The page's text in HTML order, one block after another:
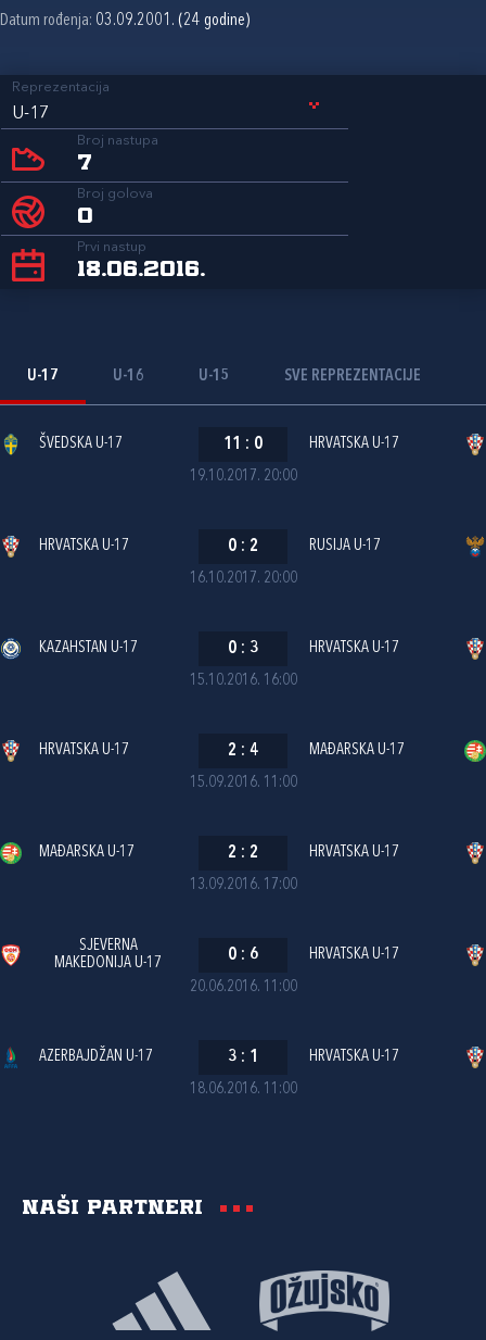
Datum rođenja: 03.09.2001. (24 godine)
Reprezentacija
U-17
Broj nastupa
7
Broj golova
0
Prvi nastup
18.06.2016.
U-17 U-16 U-15 SVE REPREZENTACIJE
19.10.2017. 20:00
ŠVEDSKA U-17 11 : 0 HRVATSKA U-17
16.10.2017. 20:00
HRVATSKA U-17 0 : 2 RUSIJA U-17
15.10.2016. 16:00
KAZAHSTAN U-17 0 : 3 HRVATSKA U-17
15.09.2016. 11:00
HRVATSKA U-17 2 : 4 MAĐARSKA U-17
13.09.2016. 17:00
MAĐARSKA U-17 2 : 2 HRVATSKA U-17
20.06.2016. 11:00
SJEVERNA
MAKEDONIJA U-17
0 : 6 HRVATSKA U-17
18.06.2016. 11:00
AZERBAJDŽAN U-17 3 : 1 HRVATSKA U-17
Naši partneri